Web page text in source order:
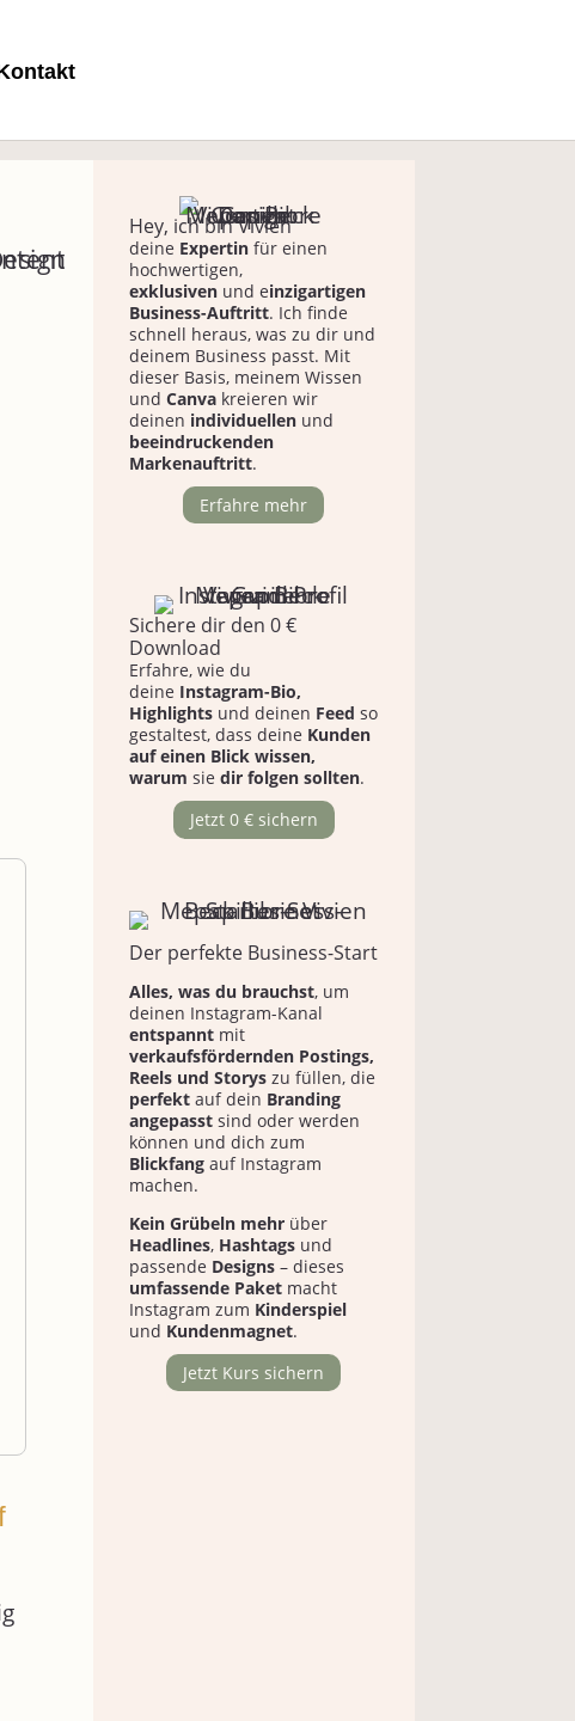
Hey, ich bin Vivien
deine Expertinfür einen
hochwertigen,
exklusiven und einzigartigen
Business-Auftritt. Ich finde
schnell heraus, was zu dir und
deinem Business passt. Mit
dieser Basis, meinem Wissen
und Canva kreieren wir
deinen individuellenund
beeindruckenden
Markenauftritt.
Erfahre mehr
Sichere dir den 0 €
Download
Erfahre, wie du
deine Instagram-Bio,
Highlightsund deinen Feed so
gestaltest, dass deine Kunden
auf einen Blick wissen,
warum sie dir folgen sollten.
Jetzt 0 € sichern
Der perfekte Business-Start
Alles, was du brauchst, um
deinen Instagram-Kanal
entspanntmit
verkaufsfördernden Postings,
Reels und Storyszu füllen, die
perfektauf dein Branding
angepasstsind oder werden
können und dich zum
Blickfangauf Instagram
machen.
Kein Grübeln mehrüber
Headlines, Hashtagsund
passende Designs– dieses
umfassende Paketmacht
Instagram zum Kinderspiel
und Kundenmagnet.
Jetzt Kurs sichern